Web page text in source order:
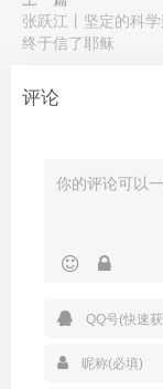
张跃江丨坚定的科学
终于信了耶稣
评论